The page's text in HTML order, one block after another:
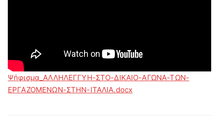
Ψήφισμα_ΑΛΛΗΛΕΓΓΥΗ-ΣΤΟ-ΔΙΚΑΙΟ-ΑΓΩΝΑ-ΤΩΝ-
ΕΡΓΑΖΟΜΕΝΩΝ-ΣΤΗΝ-ΙΤΑΛΙΑ.docx